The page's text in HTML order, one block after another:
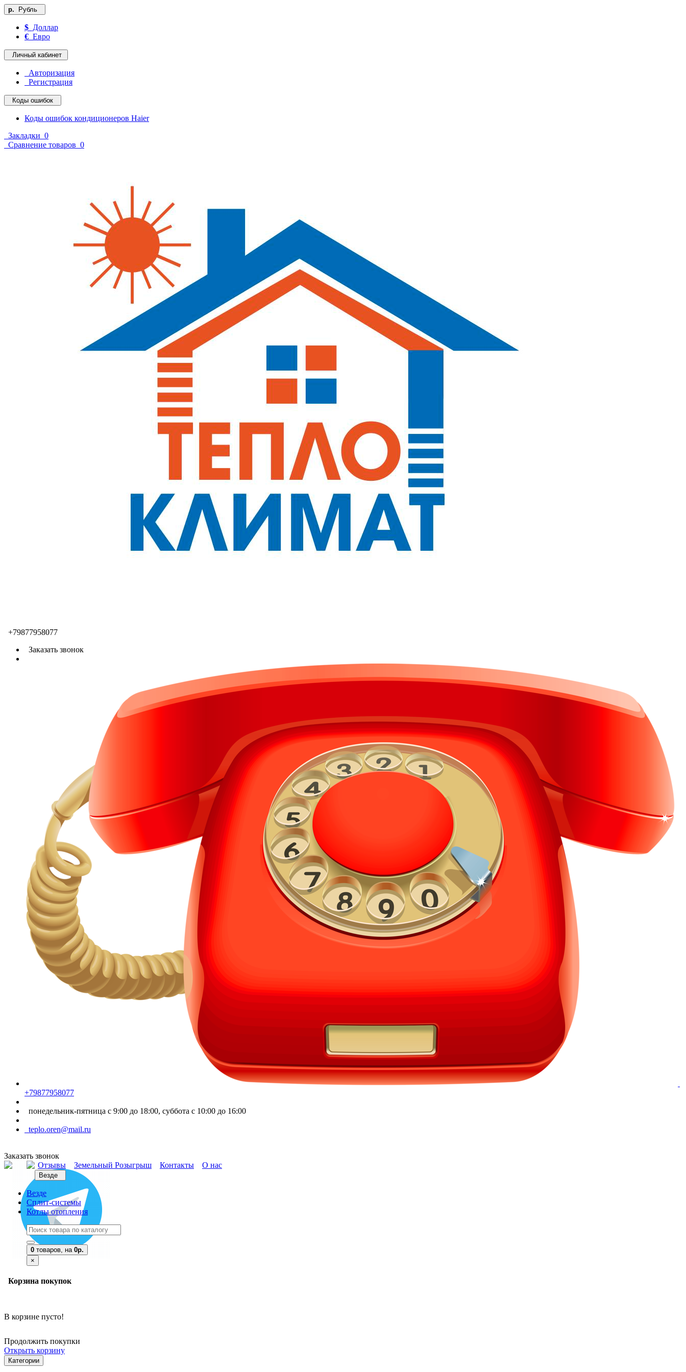
р. Рубль
$ Доллар
€ Евро
Личный кабинет
Авторизация
Регистрация
Коды ошибок
Коды ошибок кондиционеров Haier
Закладки 0
Сравнение товаров 0
+79877958077
Заказать звонок
+79877958077
понедельник-пятница с 9:00 до 18:00, суббота с 10:00 до 16:00
teplo.oren@mail.ru
Заказать звонок
Отзывы
Земельный Розыгрыш Контакты О нас
Везде
Везде
Сплит-системы
Котлы отопления
0 товаров, на 0р.
×
Корзина покупок
В корзине пусто!
Продолжить покупки
Открыть корзину
Категории